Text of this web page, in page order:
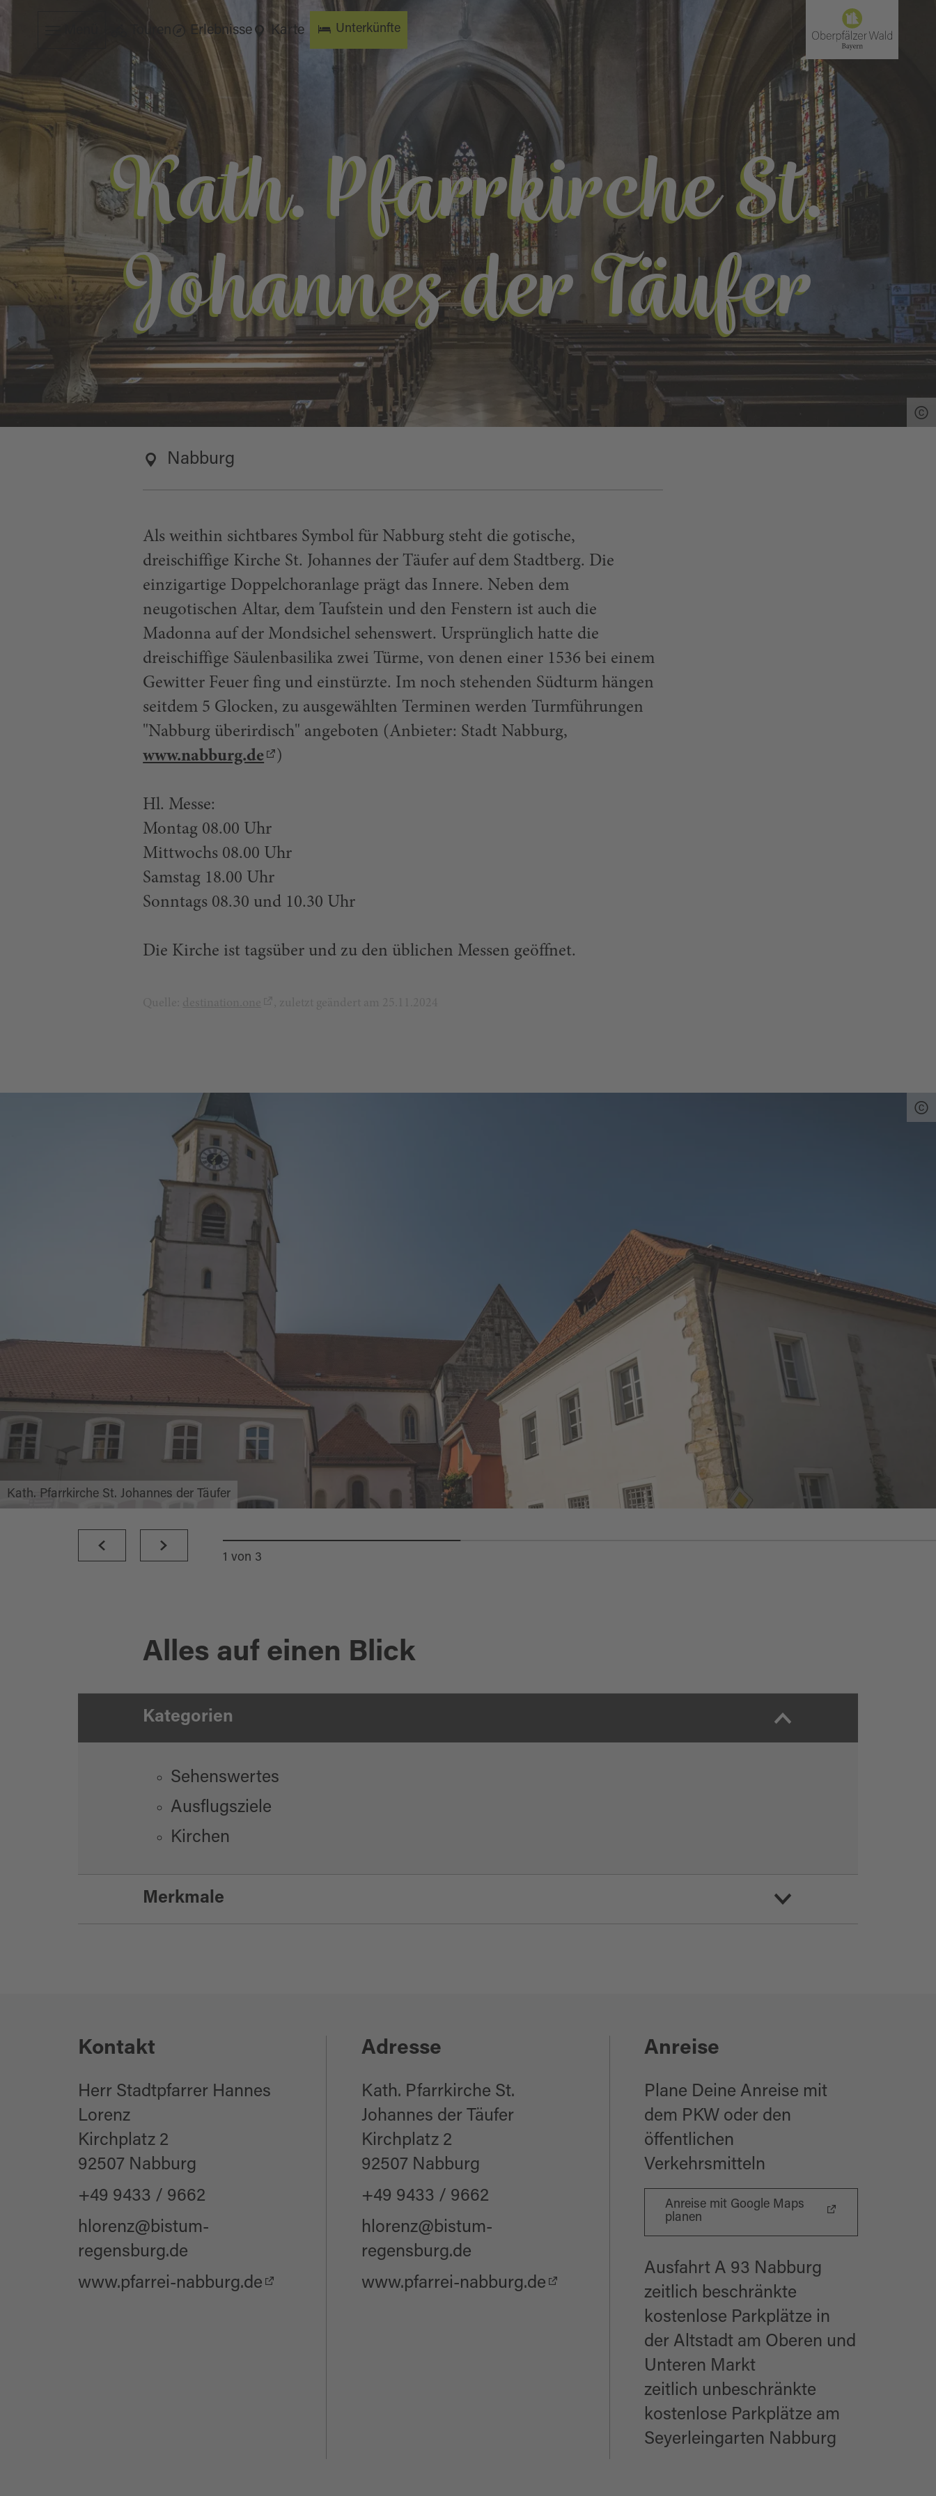
Touren Erlebnisse Karte Unterkünfte
Kath. Pfarrkirche St.
Johannes der Täufer
Nabburg
Als weithin sichtbares Symbol für Nabburg steht die gotische,
dreischiffige Kirche St. Johannes der Täufer auf dem Stadtberg. Die
einzigartige Doppelchoranlage prägt das Innere. Neben dem
neugotischen Altar, dem Taufstein und den Fenstern ist auch die
Madonna auf der Mondsichel sehenswert. Ursprünglich hatte die
dreischiffige Säulenbasilika zwei Türme, von denen einer 1536 bei einem
Gewitter Feuer fing und einstürzte. Im noch stehenden Südturm hängen
seitdem 5 Glocken, zu ausgewählten Terminen werden Turmführungen
"Nabburg überirdisch" angeboten (Anbieter: Stadt Nabburg,
www.nabburg.de
)
Hl. Messe:
Montag 08.00 Uhr
Mittwochs 08.00 Uhr
Samstag 18.00 Uhr
Sonntags 08.30 und 10.30 Uhr
Die Kirche ist tagsüber und zu den üblichen Messen geöffnet.
Kath. Pfarrkirche St. Johannes der Täufer
1 von 3
Alles auf einen Blick
Kategorien
Sehenswertes
Ausflugsziele
Kirchen
Merkmale
für jedes Wetter
Kontakt
Herr Stadtpfarrer Hannes
Lorenz
Kirchplatz 2
92507 Nabburg
+49 9433 / 9662
hlorenz@bistum-
regensburg.de
www.pfarrei-nabburg.de
Adresse
Kath. Pfarrkirche St.
Johannes der Täufer
Kirchplatz 2
92507 Nabburg
+49 9433 / 9662
hlorenz@bistum-
regensburg.de
www.pfarrei-nabburg.de
Anreise
Plane Deine Anreise mit
dem PKW oder den
öffentlichen
Verkehrsmitteln
Anreise mit Google Maps
planen
Ausfahrt A 93 Nabburg
zeitlich beschränkte
kostenlose Parkplätze in
der Altstadt am Oberen und
Unteren Markt
zeitlich unbeschränkte
kostenlose Parkplätze am
Seyerleingarten Nabburg